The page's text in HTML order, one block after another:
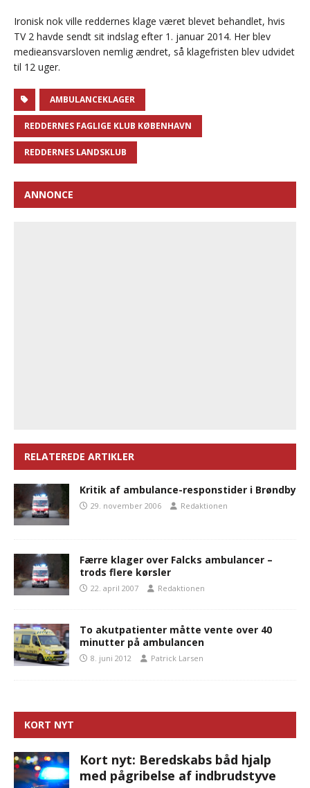
Ironisk nok ville reddernes klage været blevet behandlet, hvis
TV 2 havde sendt sit indslag efter 1. januar 2014. Her blev
medieansvarsloven nemlig ændret, så klagefristen blev udvidet
til 12 uger.
AMBULANCEKLAGER
REDDERNES FAGLIGE KLUB KØBENHAVN
REDDERNES LANDSKLUB
ANNONCE
RELATEREDE ARTIKLER
Kritik af ambulance-responstider i Brøndby
29. november 2006 Redaktionen
Færre klager over Falcks ambulancer –
trods flere kørsler
22. april 2007 Redaktionen
To akutpatienter måtte vente over 40
minutter på ambulancen
8. juni 2012 Patrick Larsen
KORT NYT
Kort nyt: Beredskabs båd hjalp
med pågribelse af indbrudstyve